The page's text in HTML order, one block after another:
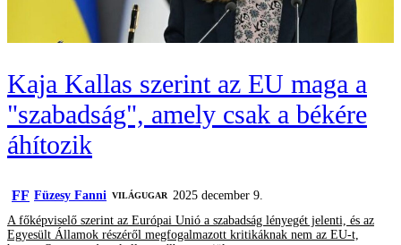
Kaja Kallas szerint az EU maga a
"szabadság", amely csak a békére
áhítozik
FF Füzesy Fanni VILÁGUGAR
2025 december 9.
A főképviselő szerint az Európai Unió a szabadság lényegét jelenti, és az
Egyesült Államok részéről megfogalmazott kritikáknak nem az EU-t,